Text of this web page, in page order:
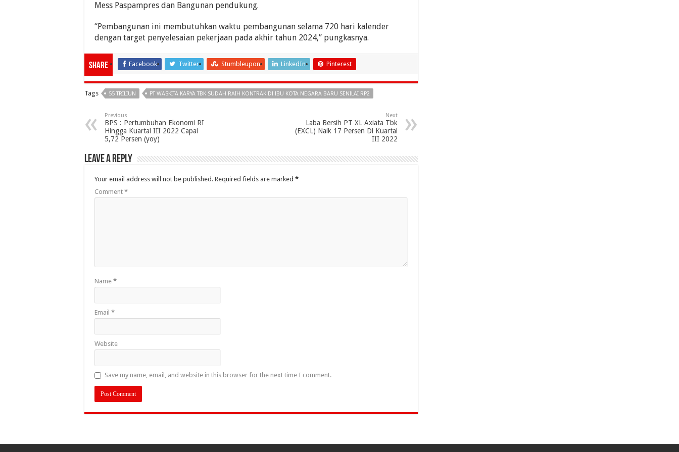
Mess Paspampres dan Bangunan pendukung.
“Pembangunan ini membutuhkan waktu pembangunan selama 720 hari kalender
dengan target penyelesaian pekerjaan pada akhir tahun 2024,” pungkasnya.
Share Facebook Twitter Stumbleupon LinkedIn Pinterest
Tags 55 TRILIUN PT WASKITA KARYA TBK SUDAH RAIH KONTRAK DI IBU KOTA NEGARA BARU SENILAI RP2
Previous
BPS : Pertumbuhan Ekonomi RI
Hingga Kuartal III 2022 Capai
5,72 Persen (yoy)
Next
Laba Bersih PT XL Axiata Tbk
(EXCL) Naik 17 Persen Di Kuartal
III 2022
Leave a Reply
Your email address will not be published. Required fields are marked *
Comment *
Name *
Email *
Website
Save my name, email, and website in this browser for the next time I comment.